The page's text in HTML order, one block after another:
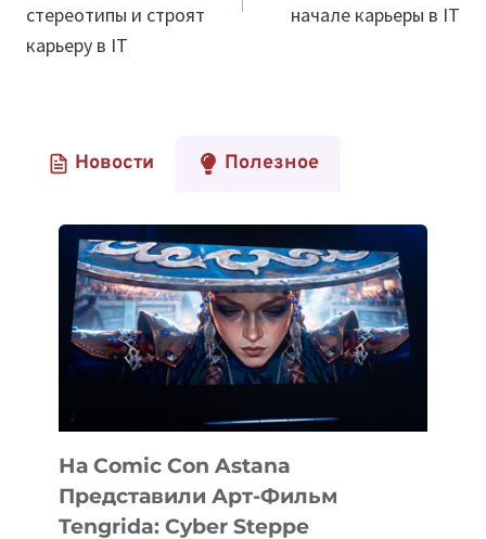
стереотипы и строят
карьеру в IT
начале карьеры в IT
Новости Полезное
На Comic Con Astana
Представили Арт-Фильм
Tengrida: Cyber Steppe